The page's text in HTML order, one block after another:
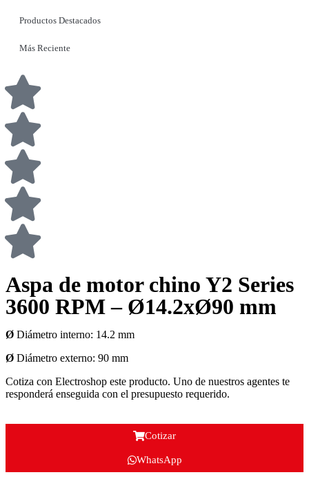
Productos Destacados
Más Reciente
Aspa de motor chino Y2 Series
3600 RPM – Ø14.2xØ90 mm
Ø Diámetro interno: 14.2 mm
Ø Diámetro externo: 90 mm
Cotiza con Electroshop este producto. Uno de nuestros agentes te
responderá enseguida con el presupuesto requerido.
Cotizar
WhatsApp